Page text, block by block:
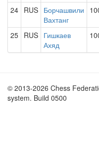
24 RUS Борчашвили
Вахтанг
25 RUS Гишкаев
Ахяд
© 2013-2026 Chess
system. Build 0500